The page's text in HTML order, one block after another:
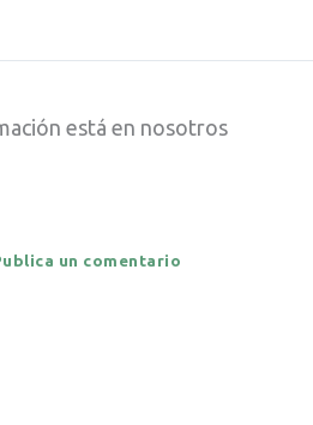
está en nosotros
un comentario